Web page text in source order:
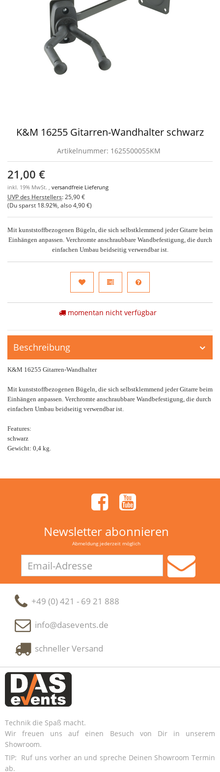
K&M 16255 Gitarren-Wandhalter schwarz
Artikelnummer: 1625500055KM
21,00 €
inkl. 19% MwSt. , versandfreie Lieferung
UVP des Herstellers: 25,90 €
(Du sparst 18.92% , also4,90 €)
Mit kunststoffbezogenen Bügeln, die sich selbstklemmend jeder Gitarre beim
Einhängen anpassen. Verchromte anschraubbare Wandbefestigung, die durch
einfachen Umbau beidseitig verwendbar ist.
momentan nicht verfügbar
Beschreibung
K&M 16255 Gitarren-Wandhalter
Mit kunststoffbezogenen Bügeln, die sich selbstklemmend jeder Gitarre beim
Einhängen anpassen. Verchromte anschraubbare Wandbefestigung, die durch
einfachen Umbau beidseitig verwendbar ist.
Features:
schwarz
Gewicht: 0,4 kg.
Newsletter abonnieren
Abmeldung jederzeit möglich
Adresse
+49 (0) 421 - 69 21 888
info@dasevents.de
schneller Versand
Technik die Spaß macht.
Wir freuen uns auf einen Besuch von Dir in unserem
Showroom.
TIP: Ruf uns vorher an und spreche Deinen Showroom Termin
ab.